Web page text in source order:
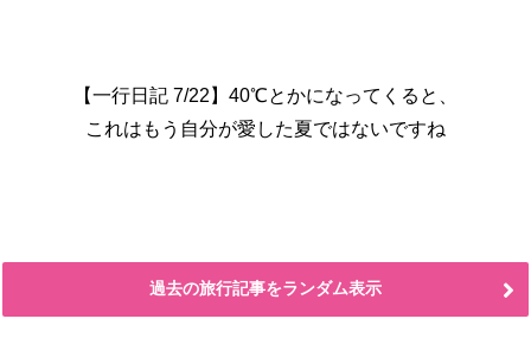
【一行日記 7/22】40℃とかになってくると、
これはもう自分が愛した夏ではないですね
過去の旅行記事をランダム表示